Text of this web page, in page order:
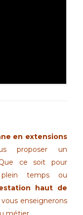
en extensions
proposer un
ce soit pour
temps ou
haut de
enseignerons